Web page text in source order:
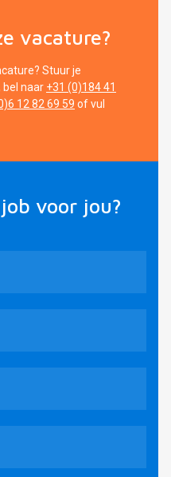
vacature?
Stuur je
bel naar +31 (0)184 41
12 82 69 59 of vul
voor jou?